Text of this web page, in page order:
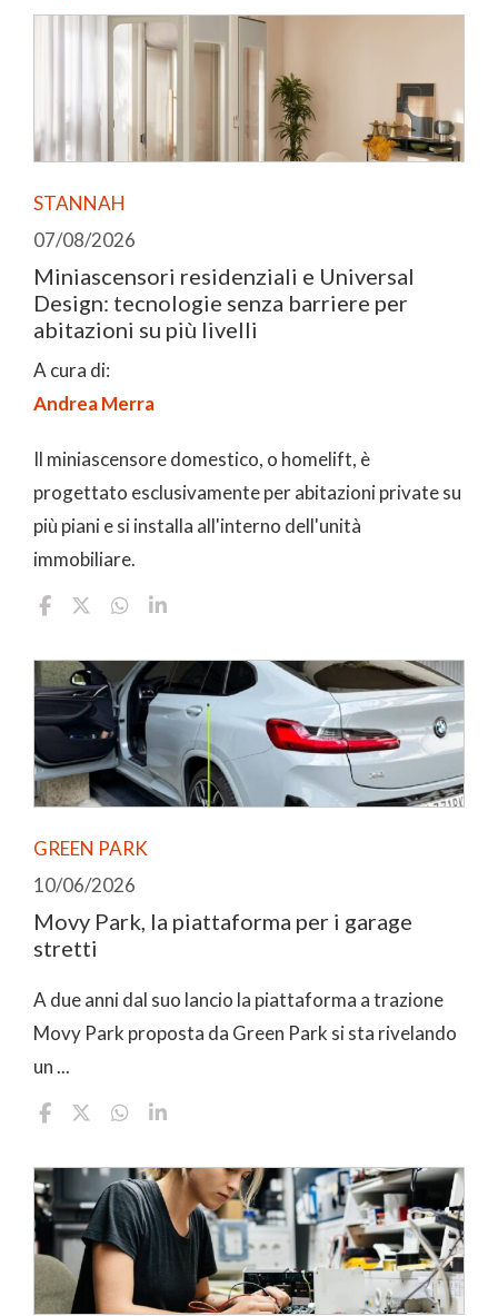
STANNAH
07/08/2026
Miniascensori residenziali e Universal
Design: tecnologie senza barriere per
abitazioni su più livelli
A cura di:
Andrea Merra
Il miniascensore domestico, o homelift, è
progettato esclusivamente per abitazioni private su
più piani e si installa all'interno dell'unità
immobiliare.
GREEN PARK
10/06/2026
Movy Park, la piattaforma per i garage
stretti
A due anni dal suo lancio la piattaforma a trazione
Movy Park proposta da Green Park si sta rivelando
un ...